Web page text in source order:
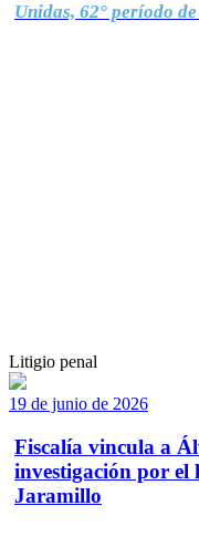
Unidas, 62° período de
Litigio penal
19 de junio de 2026
Fiscalía vincula a
investigación por el
Jaramillo